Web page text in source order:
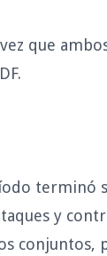
que
terminó
y
conjuntos,